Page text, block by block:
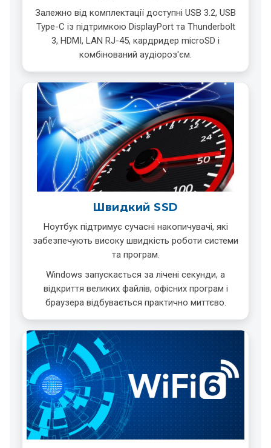
Залежно від комплектації доступні USB 3.2, USB
Type-C із підтримкою DisplayPort та Thunderbolt
3, HDMI, LAN RJ-45, кардридер microSD і
комбінований аудіороз'єм.
Швидкий SSD
Ноутбук підтримує сучасні накопичувачі, які
забезпечують високу швидкість роботи системи
та програм.
Windows запускається за лічені секунди, а
відкриття великих файлів, офісних програм і
браузера відбувається практично миттєво.